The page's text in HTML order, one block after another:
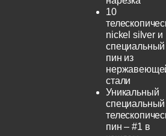
10
nickel silver и
специальный
пин из
стали
Уникальный
специальный
пин – #1 в